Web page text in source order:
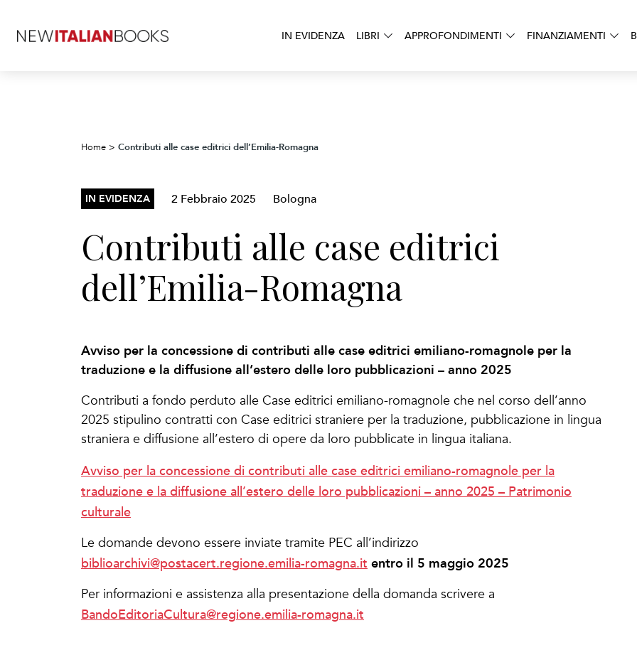
IN EVIDENZA LIBRI APPROFONDIMENTI FINANZIAMENTI
Home > Contributi alle case editrici dell’Emilia-Romagna
IN EVIDENZA 2 Febbraio 2025 Bologna
Contributi alle case editrici
dell’Emilia-Romagna
Avviso per la concessione di contributi alle case editrici emiliano-romagnole per la
traduzione e la diffusione all’estero delle loro pubblicazioni – anno 2025
Contributi a fondo perduto alle Case editrici emiliano-romagnole che nel corso dell’anno
2025 stipulino contratti con Case editrici straniere per la traduzione, pubblicazione in lingua
straniera e diffusione all’estero di opere da loro pubblicate in lingua italiana.
Avviso per la concessione di contributi alle case editrici emiliano-romagnole per la
traduzione e la diffusione all’estero delle loro pubblicazioni – anno 2025 – Patrimonio
culturale
Le domande devono essere inviate tramite PEC all’indirizzo
biblioarchivi@postacert.regione.emilia-romagna.it entro il 5 maggio 2025
Per informazioni e assistenza alla presentazione della domanda scrivere a
BandoEditoriaCultura@regione.emilia-romagna.it